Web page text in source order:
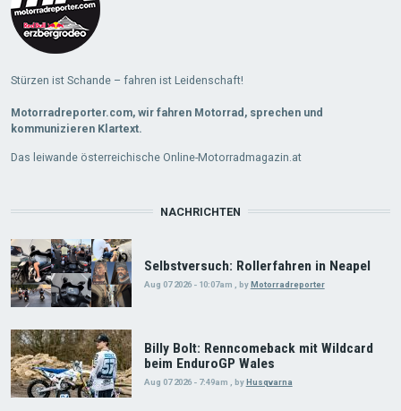
Stürzen ist Schande – fahren ist Leidenschaft!
Motorradreporter.com, wir fahren Motorrad, sprechen und
kommunizieren Klartext.
Das leiwande österreichische Online-Motorradmagazin.at
NACHRICHTEN
Selbstversuch: Rollerfahren in Neapel
Aug 07 2026 - 10:07am byMotorradreporter
Billy Bolt: Renncomeback mit Wildcard
beim EnduroGP Wales
Aug 07 2026 - 7:49am byHusqvarna